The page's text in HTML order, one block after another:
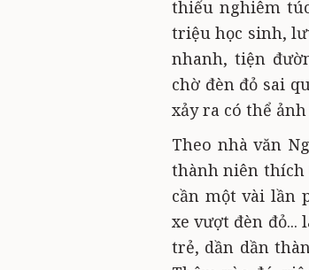
thiếu nghiêm
triệu học sinh,
nhanh, tiện
chờ đèn đỏ sai
xảy ra có thể
Theo nhà văn
thành niên thích
cần một vài lần
xe vượt đèn đỏ...
trẻ, dần dần